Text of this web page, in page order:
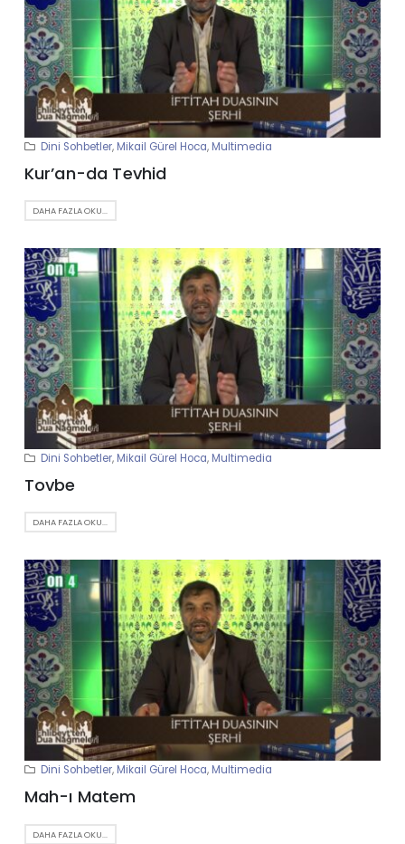
Dini Sohbetler, Mikail Gürel Hoca, Multimedia
Kur’an-da Tevhid
DAHA FAZLA OKU...
Dini Sohbetler, Mikail Gürel Hoca, Multimedia
Tovbe
DAHA FAZLA OKU...
Dini Sohbetler, Mikail Gürel Hoca, Multimedia
Mah-ı Matem
DAHA FAZLA OKU...